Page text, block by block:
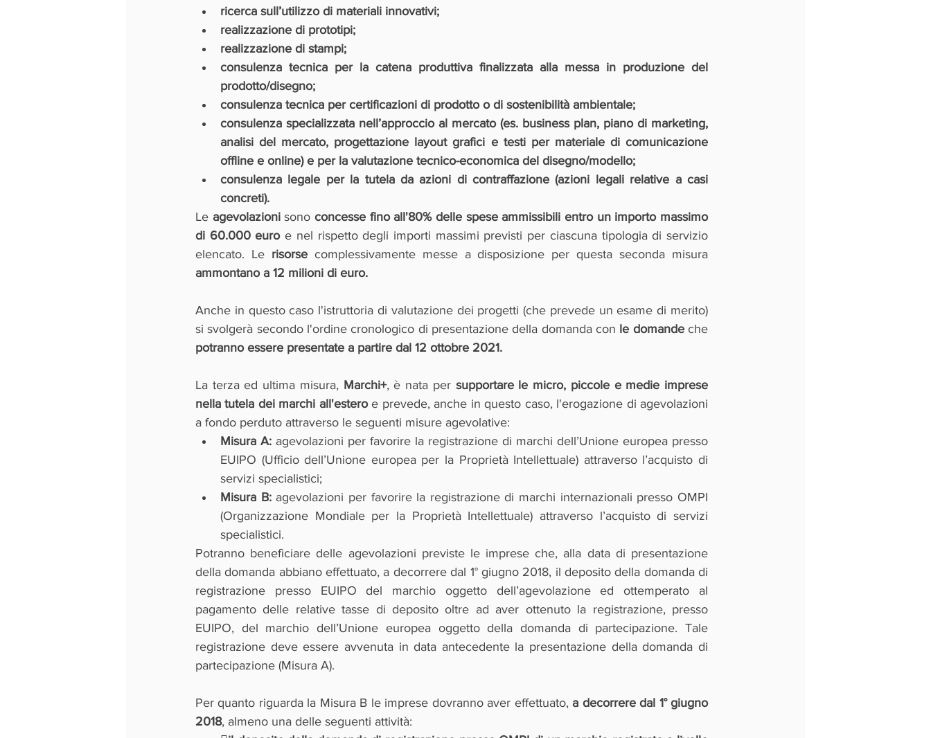
ricerca sull’utilizzo di materiali innovativi;
realizzazione di prototipi;
realizzazione di stampi;
consulenza tecnica per la catena produttiva finalizzata alla messa in produzione del
prodotto/disegno;
consulenza tecnica per certificazioni di prodotto o di sostenibilità ambientale;
consulenza specializzata nell’approccio al mercato (es. business plan, piano di marketing,
analisi del mercato, progettazione layout grafici e testi per materiale di comunicazione
offline e online) e per la valutazione tecnico-economica del disegno/modello;
consulenza legale per la tutela da azioni di contraffazione (azioni legali relative a casi
concreti).
Le agevolazioni sono concesse fino all'80% delle spese ammissibili entro un importo massimo
di 60.000 euro e nel rispetto degli importi massimi previsti per ciascuna tipologia di servizio
elencato. Le risorse
ammontano a 12 milioni di euro.
Anche in questo caso l'istruttoria di valutazione dei progetti (che prevede un esame di merito)
si svolgerà secondo l'ordine cronologico di presentazione della domanda con le domande
potranno essere presentate a partire dal 12 ottobre 2021.
La terza ed ultima misura, Marchi+, è nata per supportare le micro, piccole e medie imprese
nella tutela dei marchi all'estero e prevede, anche in questo caso, l'erogazione di agevolazioni
a fondo perduto attraverso le seguenti misure agevolative:
Misura A: agevolazioni per favorire la registrazione di marchi dell’Unione europea presso
EUIPO (Ufficio dell’Unione europea per la Proprietà Intellettuale) attraverso l’acquisto di
servizi specialistici;
Misura B: agevolazioni per favorire la registrazione di marchi internazionali presso OMPI
(Organizzazione Mondiale per la Proprietà Intellettuale) attraverso l’acquisto di servizi
specialistici.
Potranno beneficiare delle agevolazioni previste le imprese che, alla data di presentazione
della domanda abbiano effettuato, a decorrere dal 1° giugno 2018, il deposito della domanda di
registrazione presso EUIPO del marchio oggetto dell’agevolazione ed ottemperato al
pagamento delle relative tasse di deposito oltre ad aver ottenuto la registrazione, presso
EUIPO, del marchio dell’Unione europea oggetto della domanda di partecipazione. Tale
registrazione deve essere avvenuta in data antecedente la presentazione della domanda di
partecipazione (Misura A).
Per quanto riguarda la Misura B le imprese dovranno aver effettuato, a decorrere dal 1° giugno
2018, almeno una delle seguenti attività: